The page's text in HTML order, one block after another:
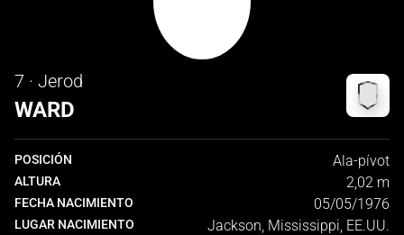
7 · Jerod
WARD
POSICIÓN Ala-pívot
ALTURA 2,02 m
FECHA NACIMIENTO 05/05/1976
LUGAR NACIMIENTO Jackson, Mississippi, EE.UU.